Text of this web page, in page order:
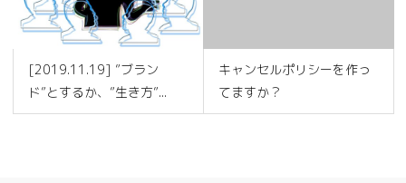
[2019.11.19] ”ブラン
ド”とするか、”生き方”...
キャンセルポリシーを作っ
てますか？